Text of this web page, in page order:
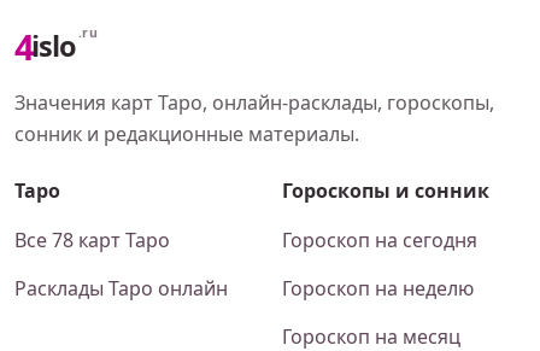
4islo .ru
Значения карт Таро, онлайн-расклады, гороскопы,
сонник и редакционные материалы.
Таро
Все 78 карт Таро
Расклады Таро онлайн
Гороскопы и сонник
Гороскоп на сегодня
Гороскоп на неделю
Гороскоп на месяц